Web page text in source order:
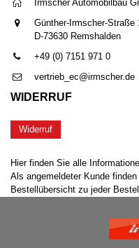
Irmscher Automobilbau
Günther-Irmscher-Straße
D-73630 Remshalden
+49 (0) 7151 971 0
vertrieb_ec@irmscher.de
WIDERRUF
Widerruf
Hier finden Sie alle
Als angemeldeter Kunde
Bestellübersicht zu jeder